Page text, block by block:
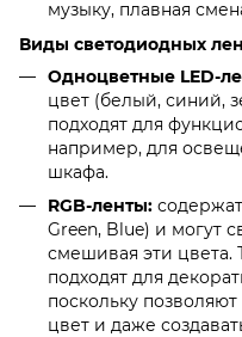
музыку, плавная
Виды светодиодных
Одноцветные LED-
цвет (белый, синий,
подходят для
например, для
шкафа.
RGB-ленты:
Green, Blue) и могут
смешивая эти цвета.
подходят для
поскольку
цвет и даже